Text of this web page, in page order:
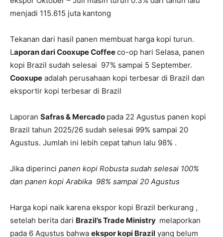
menjadi 115.615 juta kantong
Tekanan dari hasil panen membuat harga kopi turun.
Laporan dari Cooxupe Coffeeco-op hari Selasa, panen
kopi Brazil sudah selesai 97% sampai 5 September.
Cooxupe adalah perusahaan kopi terbesar di Brazil dan
eksportir kopi terbesar di Brazil
Laporan Safras & Mercado pada 22 Agustus panen kopi
Brazil tahun 2025/26 sudah selesai 99% sampai 20
Agustus. Jumlah ini lebih cepat tahun lalu 98% .
Jika diperinci panen kopi Robusta sudah selesai 100%
dan panen kopi Arabika 98% sampai 20 Agustus
Harga kopi naik karena ekspor kopi Brazil berkurang ,
setelah berita dari Brazil’s Trade Ministry melaporkan
pada 6 Agustus bahwa ekspor kopi Brazil yang belum